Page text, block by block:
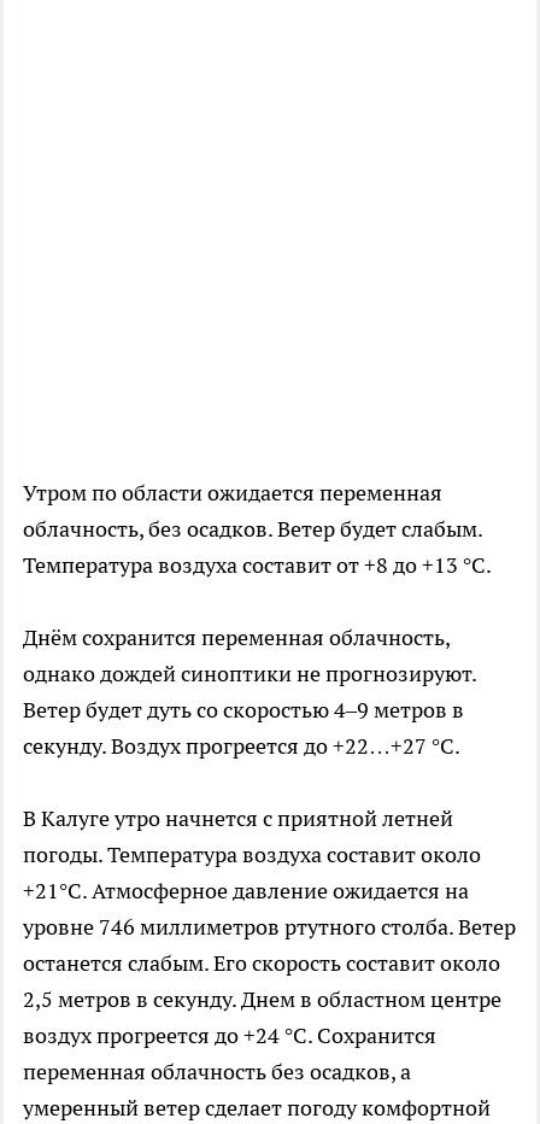
Утром по области ожидается переменная
облачность, без осадков. Ветер будет слабым.
Температура воздуха составит от +8 до +13 °C.
Днём сохранится переменная облачность,
однако дождей синоптики не прогнозируют.
Ветер будет дуть со скоростью 4–9 метров в
секунду. Воздух прогреется до +22…+27 °C.
В Калуге утро начнется с приятной летней
погоды. Температура воздуха составит около
+21°C. Атмосферное давление ожидается на
уровне 746 миллиметров ртутного столба. Ветер
останется слабым. Его скорость составит около
2,5 метров в секунду. Днем в областном центре
воздух прогреется до +24 °C. Сохранится
переменная облачность без осадков, а
умеренный ветер сделает погоду комфортной